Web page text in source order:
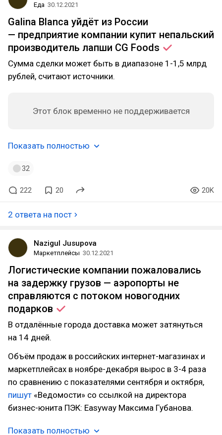
Еда 30.12.2021
Galina Blanca уйдёт из России
— предприятие компании купит непальский
производитель лапши CG Foods
Сумма сделки может быть в диапазоне 1-1,5 млрд
рублей, считают источники.
Этот блок временно не поддерживается
Показать полностью
32
222 20 20K
2 ответа на пост
Nazigul Jusupova
Маркетплейсы 30.12.2021
Логистические компании пожаловались
на задержку грузов — аэропорты не
справляются с потоком новогодних
подарков
В отдалённые города доставка может затянуться
на 14 дней.
Объём продаж в российских интернет-магазинах и
маркетплейсах в ноябре-декабря вырос в 3-4 раза
по сравнению с показателями сентября и октября,
пишут «Ведомости» со ссылкой на директора
бизнес-юнита ПЭК: Easyway Максима Губанова.
Показать полностью